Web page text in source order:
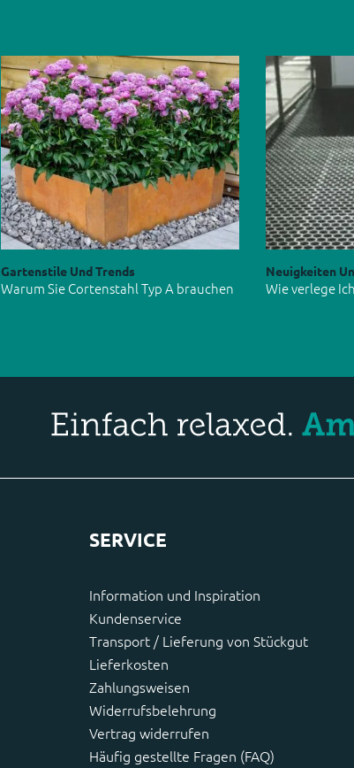
Gartenstile Und Trends
Warum Sie Cortenstahl Typ A brauchen
Neuigkeiten
Wie verlege
SERVICE
Information und Inspiration
Kundenservice
Transport / Lieferung von Stückgut
Lieferkosten
Zahlungsweisen
Widerrufsbelehrung
Vertrag widerrufen
Häufig gestellte Fragen (FAQ)